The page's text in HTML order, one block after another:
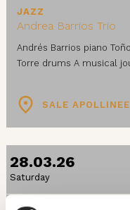
JAZZ
Andrea Barrios Trio
Andrés Barrios piano
Torre drums A musical
SALE APOLLINEE
28.03.26
Saturday